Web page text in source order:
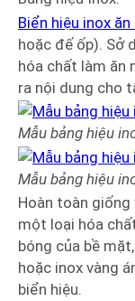
Biển hiệu inox ăn
hoặc đế ốp). Sở
hóa chất làm ăn
ra nội dung cho
Mẫu bảng hiệu
Mẫu bảng hiệu
Hoàn toàn
một loại hóa
bóng của bề
hoặc inox vàng
biển hiệu.